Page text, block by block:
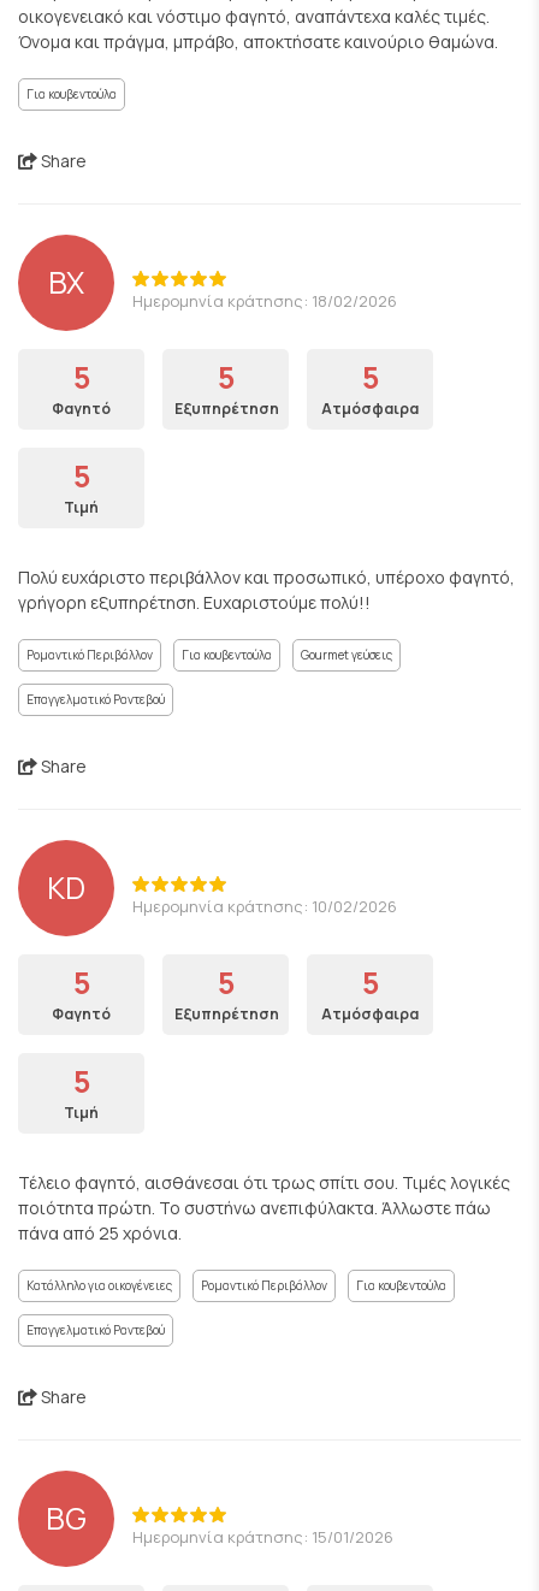
οικογενειακό και νόστιμο φαγητό, αναπάντεχα καλές τιμές.
Όνομα και πράγμα, μπράβο, αποκτήσατε καινούριο θαμώνα.
Για κουβεντούλα
Share
ΒΧ Ημερομηνία κράτησης: 18/02/2026
5
Φαγητό
5
Εξυπηρέτηση
5
Ατμόσφαιρα
5
Τιμή
Πολύ ευχάριστο περιβάλλον και προσωπικό, υπέροχο φαγητό,
γρήγορη εξυπηρέτηση. Ευχαριστούμε πολύ!!
Ρομαντικό Περιβάλλον Για κουβεντούλα Gourmet γεύσεις
Επαγγελματικό Ραντεβού
Share
KD Ημερομηνία κράτησης: 10/02/2026
5
Φαγητό
5
Εξυπηρέτηση
5
Ατμόσφαιρα
5
Τιμή
Τέλειο φαγητό, αισθάνεσαι ότι τρως σπίτι σου. Τιμές λογικές
ποιότητα πρώτη. Το συστήνω ανεπιφύλακτα. Άλλωστε πάω
πάνα από 25 χρόνια.
Κατάλληλο για οικογένειες Ρομαντικό Περιβάλλον Για κουβεντούλα
Επαγγελματικό Ραντεβού
Share
BG Ημερομηνία κράτησης: 15/01/2026